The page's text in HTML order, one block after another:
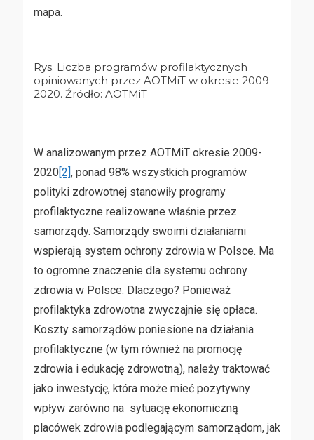
mapa.
Rys. Liczba programów profilaktycznych
opiniowanych przez AOTMiT w okresie 2009-
2020. Źródło: AOTMiT
W analizowanym przez AOTMiT okresie 2009-
2020[2], ponad 98% wszystkich programów
polityki zdrowotnej stanowiły programy
profilaktyczne realizowane właśnie przez
samorządy. Samorządy swoimi działaniami
wspierają system ochrony zdrowia w Polsce. Ma
to ogromne znaczenie dla systemu ochrony
zdrowia w Polsce. Dlaczego? Ponieważ
profilaktyka zdrowotna zwyczajnie się opłaca.
Koszty samorządów poniesione na działania
profilaktyczne (w tym również na promocję
zdrowia i edukację zdrowotną), należy traktować
jako inwestycję, która może mieć pozytywny
wpływ zarówno na sytuację ekonomiczną
placówek zdrowia podlegającym samorządom, jak